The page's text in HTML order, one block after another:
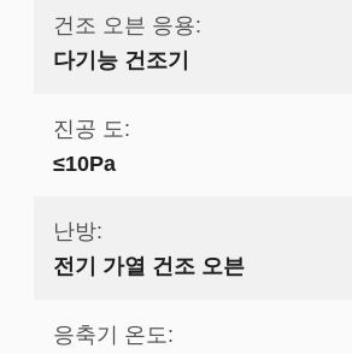
건조 오븐 응용:
다기능 건조기
진공 도:
≤10Pa
난방:
전기 가열 건조 오븐
응축기 온도: